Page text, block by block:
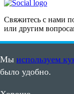
Мы используем
было удобно.
Свяжитесь с нами
или другим
Написать нам
Карта сайта
Пользовательское